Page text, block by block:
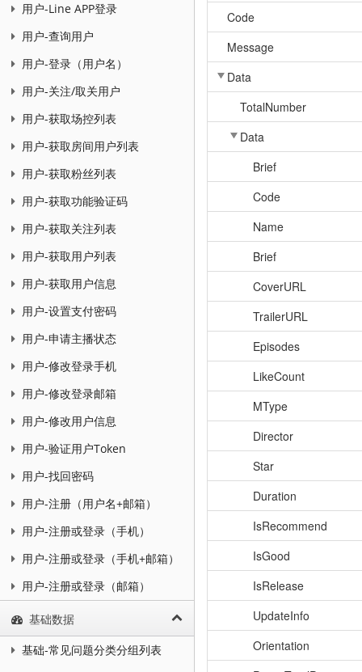
用户-Line APP登录
用户-查询用户
用户-登录（用户名）
用户-关注/取关用户
用户-获取场控列表
用户-获取房间用户列表
用户-获取粉丝列表
用户-获取功能验证码
用户-获取关注列表
用户-获取用户列表
用户-获取用户信息
用户-设置支付密码
用户-申请主播状态
用户-修改登录手机
用户-修改登录邮箱
用户-修改用户信息
用户-验证用户Token
用户-找回密码
用户-注册（用户名+邮箱）
用户-注册或登录（手机）
用户-注册或登录（手机+邮箱）
用户-注册或登录（邮箱）
基础数据
基础-常见问题分类分组列表
Code
Message
Data
TotalNumber
Data
Brief
Code
Name
Brief
CoverURL
TrailerURL
Episodes
LikeCount
MType
Director
Star
Duration
IsRecommend
IsGood
IsRelease
UpdateInfo
Orientation